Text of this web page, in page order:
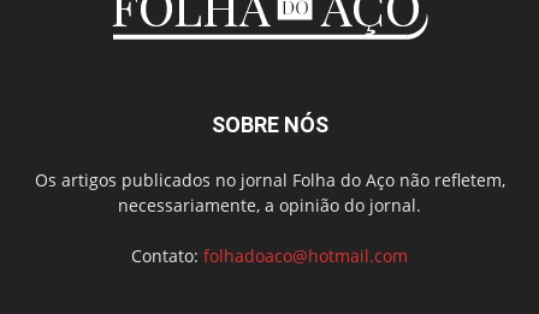
SOBRE NÓS
Os artigos publicados no jornal Folha do Aço não refletem,
necessariamente, a opinião do jornal.
Contato: folhadoaco@hotmail.com